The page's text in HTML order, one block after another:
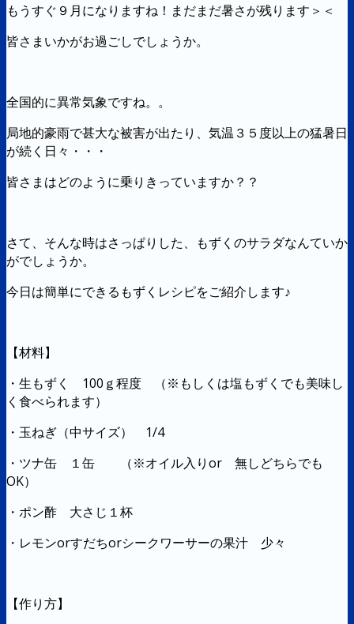
もうすぐ９月になりますね！まだまだ暑さが残ります＞＜
皆さまいかがお過ごしでしょうか。
全国的に異常気象ですね。。
局地的豪雨で甚大な被害が出たり、気温３５度以上の猛暑日
が続く日々・・・
皆さまはどのように乗りきっていますか？？
さて、そんな時はさっぱりした、もずくのサラダなんていか
がでしょうか。
今日は簡単にできるもずくレシピをご紹介します♪
【材料】
・生もずく 100ｇ程度 （※もしくは塩もずくでも美味し
く食べられます）
・玉ねぎ（中サイズ） 1/4
・ツナ缶 １缶 （※オイル入りor 無しどちらでも
OK）
・ポン酢 大さじ１杯
・レモンorすだちorシークワーサーの果汁 少々
【作り方】